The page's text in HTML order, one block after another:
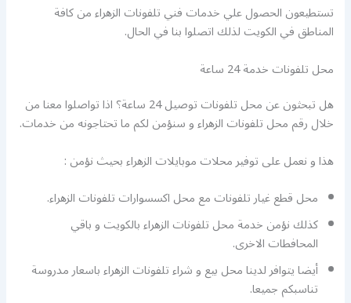
تستطيعون الحصول علي خدمات فني تلفونات الزهراء من كافة
المناطق في الكويت لذلك اتصلوا بنا في الحال.
محل تلفونات خدمة 24 ساعة
هل تبحثون عن محل تلفونات توصيل 24 ساعة؟ اذا تواصلوا معنا من
خلال رقم محل تلفونات الزهراء و سنؤمن لكم ما تحتاجونه من خدمات.
هذا و نعمل على توفير محلات موبايلات الزهراء بحيث نؤمن :
محل قطع غيار تلفونات مع محل اكسسوارات تلفونات الزهراء.
كذلك نؤمن خدمة محل تلفونات الزهراء بالكويت و باقي
المحافطات الاخرى.
أيضا يتوافر لدينا محل بيع و شراء تلفونات الزهراء باسعار مدروسة
تناسبكم جميعا.